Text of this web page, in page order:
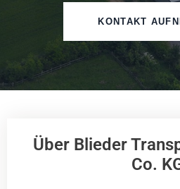
KONTAKT
Über Blieder
Co.